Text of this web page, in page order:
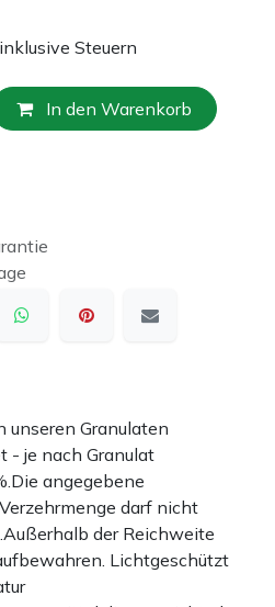
Steuern
In den Warenkorb
unseren Granulaten
- je nach Granulat
angegebene
darf nicht
der Reichweite
Lichtgeschützt